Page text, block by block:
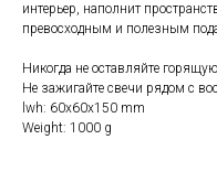
интерьер, наполнит
превосходным и полезным
Никогда не оставляйте
Не зажигайте свечи рядом с
lwh: 60x60x150 mm
Weight: 1000 g